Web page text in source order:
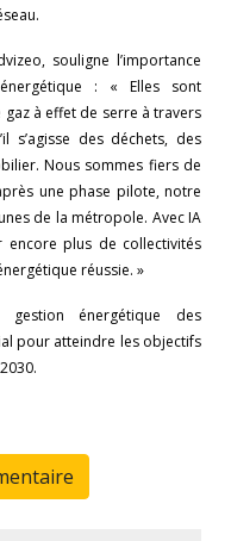
souligne l’importance
: « Elles sont
à effet de serre à travers
s’agisse des déchets, des
Nous sommes fiers de
une phase pilote, notre
de la métropole. Avec IA
encore plus de collectivités
réussie. »
énergétique des
pour atteindre les objectifs